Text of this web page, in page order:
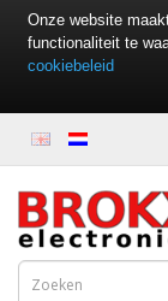
Onze website
functionaliteit te
cookiebeleid